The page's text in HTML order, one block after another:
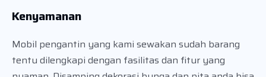
Kenyamanan
Mobil pengantin yang kami sewakan sudah barang
tentu dilengkapi dengan fasilitas dan fitur yang